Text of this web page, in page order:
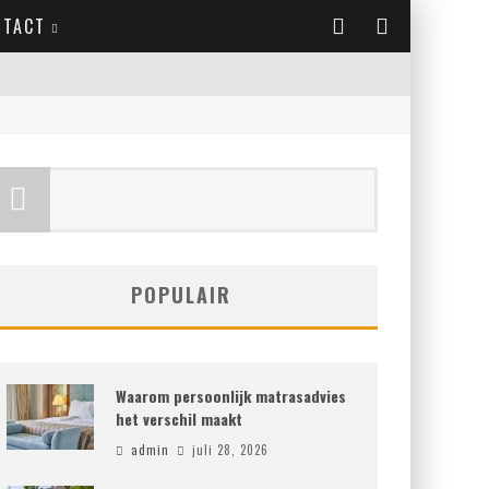
POPULAIR
Waarom persoonlijk matrasadvies
het verschil maakt
admin juli 28, 2026